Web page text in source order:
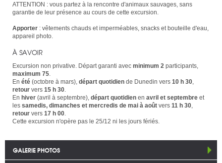
ATTENTION : vous partez à la rencontre d'animaux sauvages, sans
garantie de leur présence au cours de cette excursion.
Apporter : vêtements chauds et imperméables, snacks et bouteille d'eau,
appareil photo.
À SAVOIR
Excursion non privative. Départ garanti avec minimum 2 participants,
maximum 75
En été (octobre à mars), départ quotidien de Dunedin vers 10 h 30
retour vers 15 h 30
En hiver (avril à septembre), départ quotidien en avril et septembre et
les samedis, dimanches et mercredis de mai à août vers 11 h 30
retour vers 17 h 00
Cette excursion n'opère pas le 25/12 ni les jours fériés.
GALERIE PHOTOS